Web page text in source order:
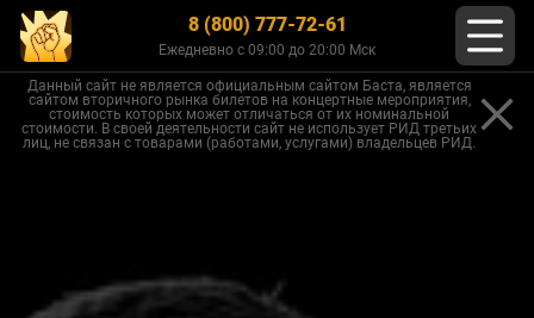
8 (800) 777-72-61
Ежедневно с 09:00 до 20:00 Мск
Данный сайт не является официальным сайтом Баста, является
сайтом вторичного рынка билетов на концертные мероприятия,
стоимость которых может отличаться от их номинальной
стоимости. В своей деятельности сайт не использует РИД третьих
лиц, не связан с товарами (работами, услугами) владельцев РИД.